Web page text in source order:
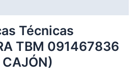
Técnicas
TBM 091467836